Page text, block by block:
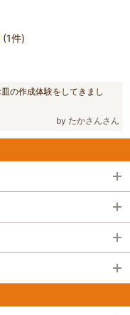
(1件)
の作成体験をしてきまし
by たかさんさん